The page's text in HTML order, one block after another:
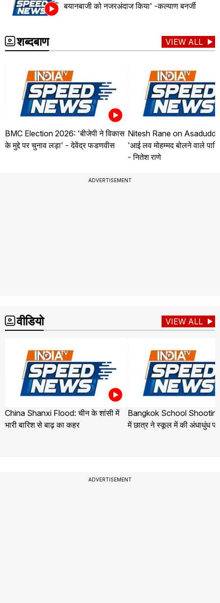
बयानबाजी को नजरअंदाज किया' -कल्याण बनर्जी
शब्दबाण VIEW ALL
BMC Election 2026: 'बीजेपी ने विकास
के मुद्दे पर चुनाव लड़ा' - देवेंद्र फडणवीस
Nitesh Rane on
'आई लव मोहम्मद बोलने वाले
- नितेश राणे
ADVERTISEMENT
वीडियो VIEW ALL
China Shanxi Flood: चीन के शांसी में
भारी बारिश से बाढ़ का कहर
Bangkok School
में छात्र ने स्कूल में की अंधाधुंध
ADVERTISEMENT